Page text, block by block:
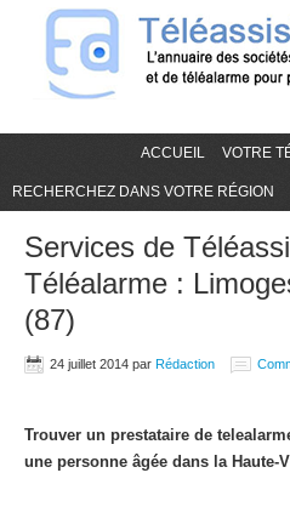
ACCUEIL VOTRE
RECHERCHEZ DANS VOTRE RÉGION
Services de
Téléalarme :
(87)
24 juillet 2014 par Rédaction
Trouver un prestataire de
une personne âgée dans la Haute-